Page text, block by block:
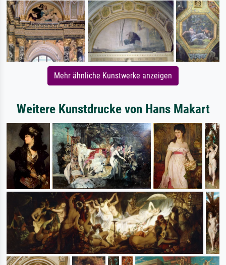
Mehr ähnliche Kunstwerke anzeigen
Weitere Kunstdrucke von Hans Makart